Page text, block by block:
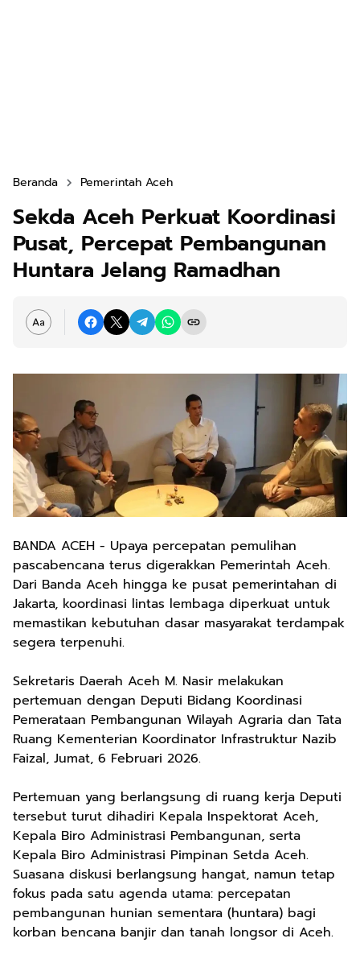
Beranda Pemerintah Aceh
Sekda Aceh Perkuat Koordinasi
Pusat, Percepat Pembangunan
Huntara Jelang Ramadhan
BANDA ACEH - Upaya percepatan pemulihan
pascabencana terus digerakkan Pemerintah Aceh.
Dari Banda Aceh hingga ke pusat pemerintahan di
Jakarta, koordinasi lintas lembaga diperkuat untuk
memastikan kebutuhan dasar masyarakat terdampak
segera terpenuhi.
Sekretaris Daerah Aceh M. Nasir melakukan
pertemuan dengan Deputi Bidang Koordinasi
Pemerataan Pembangunan Wilayah Agraria dan Tata
Ruang Kementerian Koordinator Infrastruktur Nazib
Faizal, Jumat, 6 Februari 2026.
Pertemuan yang berlangsung di ruang kerja Deputi
tersebut turut dihadiri Kepala Inspektorat Aceh,
Kepala Biro Administrasi Pembangunan, serta
Kepala Biro Administrasi Pimpinan Setda Aceh.
Suasana diskusi berlangsung hangat, namun tetap
fokus pada satu agenda utama: percepatan
pembangunan hunian sementara (huntara) bagi
korban bencana banjir dan tanah longsor di Aceh.